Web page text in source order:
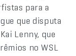
para a
que disputa
Lenny, que
no WSL